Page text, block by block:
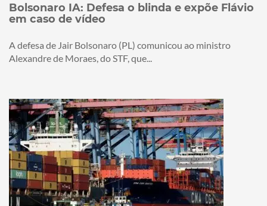
Bolsonaro IA: Defesa o blinda e expõe Flávio
em caso de vídeo
A defesa de Jair Bolsonaro (PL) comunicou ao ministro
Alexandre de Moraes, do STF, que...